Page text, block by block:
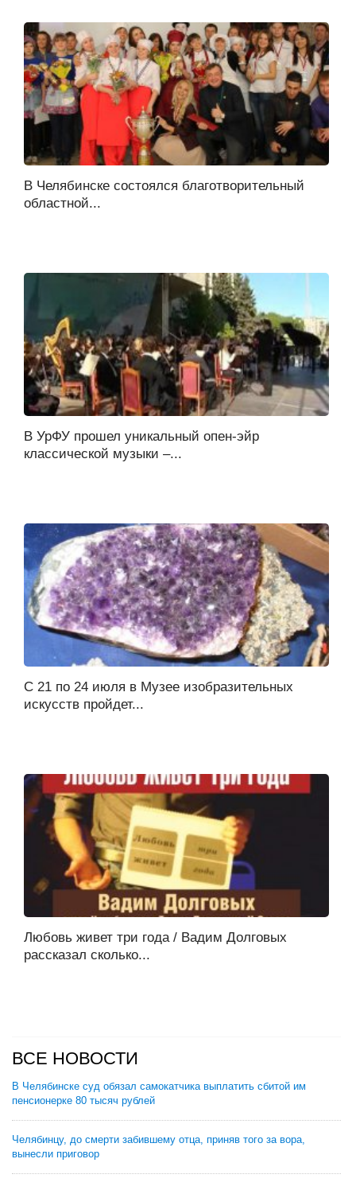
В Челябинске состоялся благотворительный
областной...
В УрФУ прошел уникальный опен-эйр
классической музыки –...
С 21 по 24 июля в Музее изобразительных
искусств пройдет...
Любовь живет три года / Вадим Долговых
рассказал сколько...
ВСЕ НОВОСТИ
В Челябинске суд обязал самокатчика выплатить сбитой им
пенсионерке 80 тысяч рублей
Челябинцу, до смерти забившему отца, приняв того за вора,
вынесли приговор